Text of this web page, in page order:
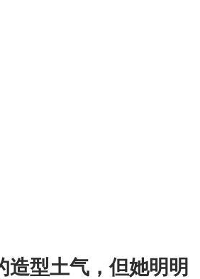
造型土气，但她明明